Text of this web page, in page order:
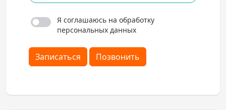
Я соглашаюсь на обработку
персональных данных
Записаться Позвонить